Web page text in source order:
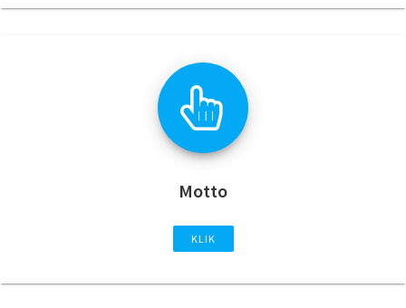
Motto
KLIK